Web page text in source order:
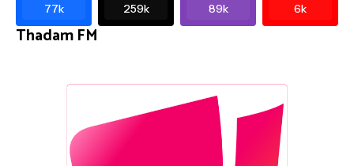
77k 259k 89k 6k
Thadam FM